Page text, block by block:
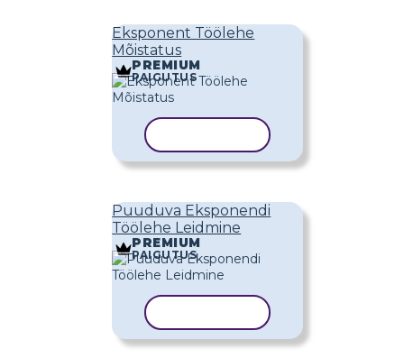
Eksponent Töölehe
Mõistatus
PREMIUM
PAIGUTUS
Puuduva Eksponendi
Töölehe Leidmine
PREMIUM
PAIGUTUS